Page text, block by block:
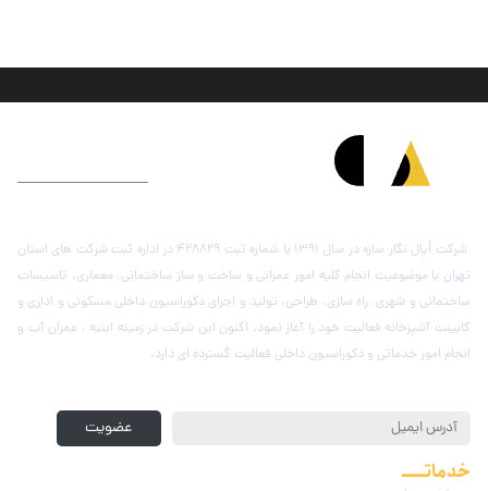
شرکت اُپال نگار سازه در سال 1391 با شماره ثبت 428829 در اداره ثبت شرکت های استان
تهران با موضوعیت انجام کلیه امور عمرانی و ساخت و ساز ساختمانی، معماری، تاسیسات
ساختمانی و شهری، راه سازی، طراحی، تولید و اجرای دکوراسیون داخلی مسکونی و اداری و
کابینت آشپزخانه فعالیت خود را آغاز نمود. اکنون این شرکت در زمینه ابنیه ، عمران آب و
انجام امور خدماتی و دکوراسیون داخلی فعالیت گسترده ای دارد.
عضویت
خدماتـــــمجموعه